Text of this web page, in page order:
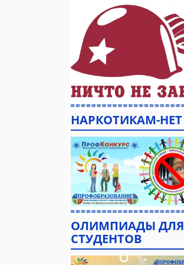
НАРКОТИКАМ-НЕТ
ОЛИМПИАДЫ ДЛЯ
СТУДЕНТОВ